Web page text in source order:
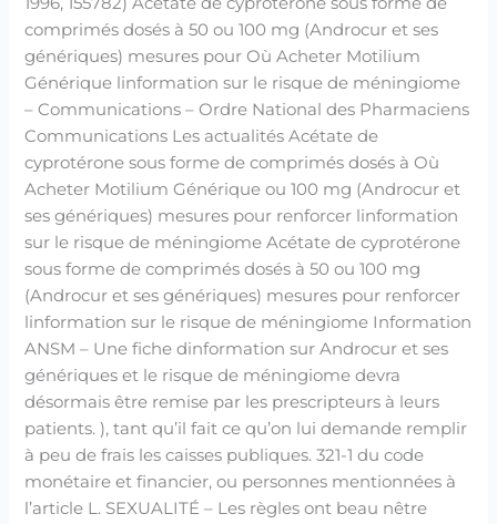
comprimés dosés à 50 ou 100 mg (Androcur et ses
génériques) mesures pour Où Acheter Motilium
Générique linformation sur le risque de méningiome
– Communications – Ordre National des Pharmaciens
Communications Les actualités Acétate de
cyprotérone sous forme de comprimés dosés à Où
Acheter Motilium Générique ou 100 mg (Androcur et
ses génériques) mesures pour renforcer linformation
sur le risque de méningiome Acétate de cyprotérone
sous forme de comprimés dosés à 50 ou 100 mg
(Androcur et ses génériques) mesures pour renforcer
linformation sur le risque de méningiome Information
ANSM – Une fiche dinformation sur Androcur et ses
génériques et le risque de méningiome devra
désormais être remise par les prescripteurs à leurs
patients. ), tant qu’il fait ce qu’on lui demande remplir
à peu de frais les caisses publiques. 321-1 du code
monétaire et financier, ou personnes mentionnées à
l’article L. SEXUALITÉ – Les règles ont beau nêtre